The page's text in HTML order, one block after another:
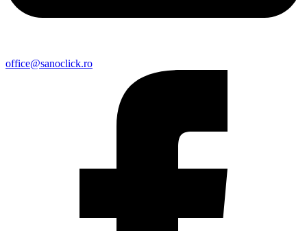
office@sanoclick.ro